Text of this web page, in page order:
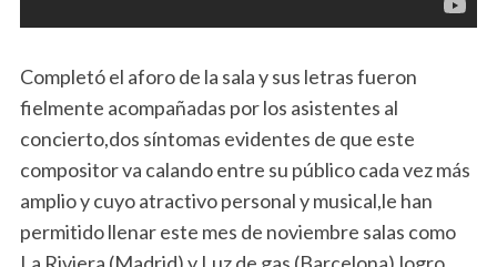
Completó el aforo de la sala y sus letras fueron
fielmente acompañadas por los asistentes al
concierto,dos síntomas evidentes de que este
compositor va calando entre su público cada vez más
amplio y cuyo atractivo personal y musical,le han
permitido llenar este mes de noviembre salas como